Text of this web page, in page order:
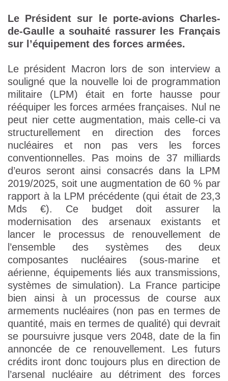
Le Président sur le porte-avions Charles-
de-Gaulle a souhaité rassurer les Français
sur l’équipement des forces armées.
Le président Macron lors de son interview a
souligné que la nouvelle loi de programmation
militaire (LPM) était en forte hausse pour
rééquiper les forces armées françaises. Nul ne
peut nier cette augmentation, mais celle-ci va
structurellement en direction des forces
nucléaires et non pas vers les forces
conventionnelles. Pas moins de 37 milliards
d’euros seront ainsi consacrés dans la LPM
2019/2025, soit une augmentation de 60 % par
rapport à la LPM précédente (qui était de 23,3
Mds €). Ce budget doit assurer la
modernisation des arsenaux existants et
lancer le processus de renouvellement de
l’ensemble des systèmes des deux
composantes nucléaires (sous-marine et
aérienne, équipements liés aux transmissions,
systèmes de simulation). La France participe
bien ainsi à un processus de course aux
armements nucléaires (non pas en termes de
quantité, mais en termes de qualité) qui devrait
se poursuivre jusque vers 2048, date de la fin
annoncée de ce renouvellement. Les futurs
crédits iront donc toujours plus en direction de
l’arsenal nucléaire au détriment des forces